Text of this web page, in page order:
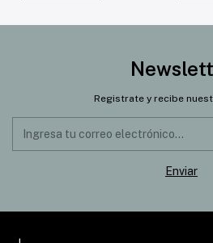
Registrate y recibe